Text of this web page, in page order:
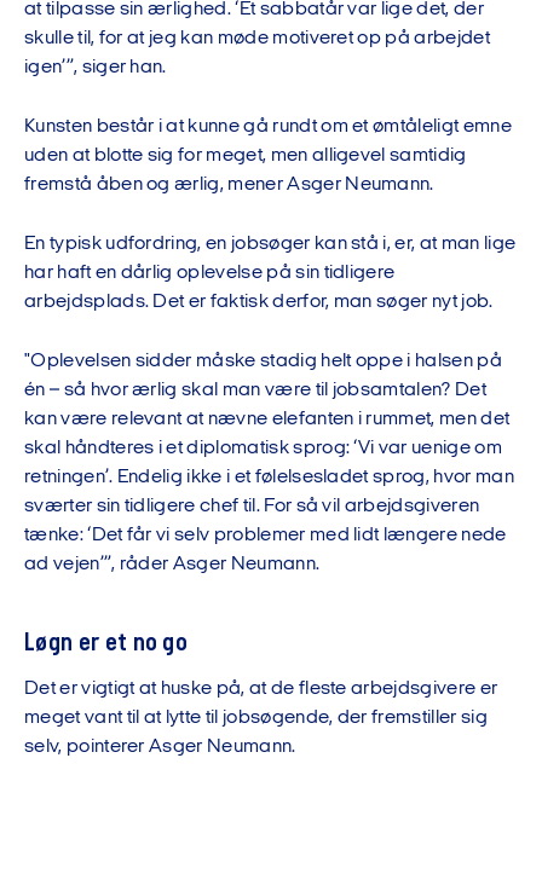
at tilpasse sin ærlighed. ‘Et sabbatår var lige det, der
skulle til, for at jeg kan møde motiveret op på arbejdet
igen’”, siger han.
Kunsten består i at kunne gå rundt om et ømtåleligt emne
uden at blotte sig for meget, men alligevel samtidig
fremstå åben og ærlig, mener Asger Neumann.
En typisk udfordring, en jobsøger kan stå i, er, at man lige
har haft en dårlig oplevelse på sin tidligere
arbejdsplads. Det er faktisk derfor, man søger nyt job.
"Oplevelsen sidder måske stadig helt oppe i halsen på
én – så hvor ærlig skal man være til jobsamtalen? Det
kan være relevant at nævne elefanten i rummet, men det
skal håndteres i et diplomatisk sprog: ‘Vi var uenige om
retningen’. Endelig ikke i et følelsesladet sprog, hvor man
sværter sin tidligere chef til. For så vil arbejdsgiveren
tænke: ‘Det får vi selv problemer med lidt længere nede
ad vejen’”, råder Asger Neumann.
Løgn er et no go
Det er vigtigt at huske på, at de fleste arbejdsgivere er
meget vant til at lytte til jobsøgende, der fremstiller sig
selv, pointerer Asger Neumann.